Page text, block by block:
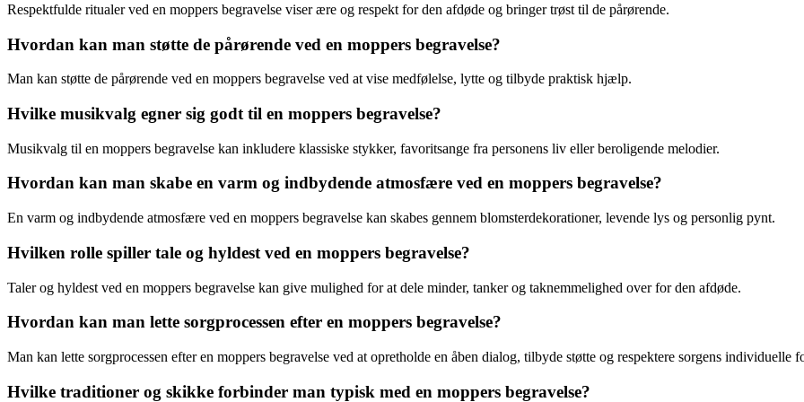
Respektfulde ritualer ved en moppers begravelse viser ære og respekt for den afdøde og bringer trøst til de pårørende.
Hvordan kan man støtte de pårørende ved en moppers begravelse?
Man kan støtte de pårørende ved en moppers begravelse ved at vise medfølelse, lytte og tilbyde praktisk hjælp.
Hvilke musikvalg egner sig godt til en moppers begravelse?
Musikvalg til en moppers begravelse kan inkludere klassiske stykker, favoritsange fra personens liv eller beroligende melodier.
Hvordan kan man skabe en varm og indbydende atmosfære ved en moppers begravelse?
En varm og indbydende atmosfære ved en moppers begravelse kan skabes gennem blomsterdekorationer, levende lys og personlig pynt.
Hvilken rolle spiller tale og hyldest ved en moppers begravelse?
Taler og hyldest ved en moppers begravelse kan give mulighed for at dele minder, tanker og taknemmelighed over for den afdøde.
Hvordan kan man lette sorgprocessen efter en moppers begravelse?
Man kan lette sorgprocessen efter en moppers begravelse ved at opretholde en åben dialog, tilbyde støtte og respektere sorgens individuelle
Hvilke traditioner og skikke forbinder man typisk med en moppers begravelse?